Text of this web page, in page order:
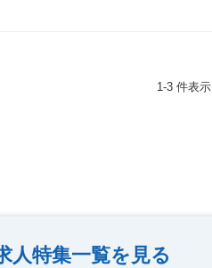
1-3 件表示
人特集一覧を見る